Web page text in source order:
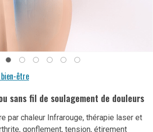
être
sans fil de soulagement de douleurs
par chaleur Infrarouge, thérapie laser et
gonflement, tension, étirement